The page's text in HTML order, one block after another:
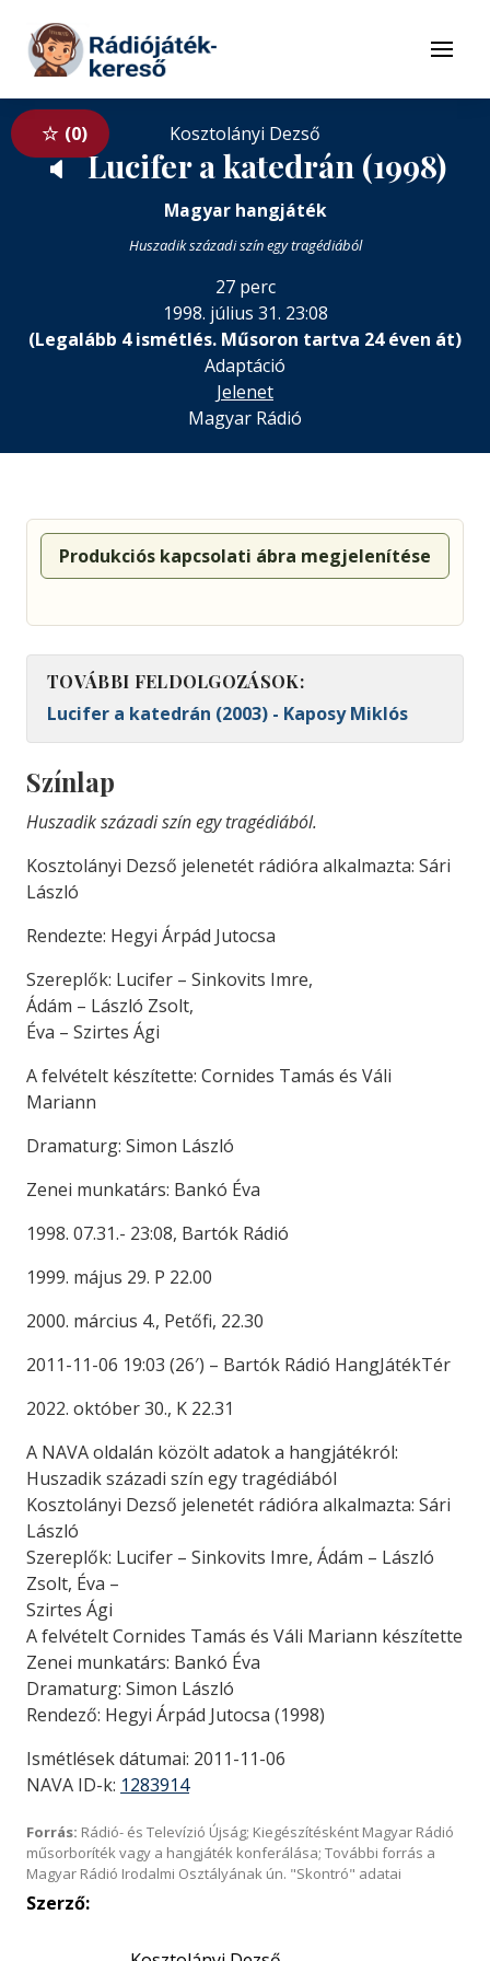
Tovább a tartalomhoz
Menü
0 Kosztolányi Dezső
🔈 Lucifer a katedrán (1998)
Magyar hangjáték
Huszadik századi szín egy tragédiából
27 perc
1998. július 31. 23:08
(Legalább 4 ismétlés. Műsoron tartva 24 éven át)
Adaptáció
Jelenet
Magyar Rádió
Produkciós kapcsolati ábra megjelenítése
TOVÁBBI FELDOLGOZÁSOK:
Lucifer a katedrán (2003) - Kaposy Miklós
Színlap
Huszadik századi szín egy tragédiából.
Kosztolányi Dezső jelenetét rádióra alkalmazta: Sári
László
Rendezte: Hegyi Árpád Jutocsa
Szereplők: Lucifer – Sinkovits Imre,
Ádám – László Zsolt,
Éva – Szirtes Ági
A felvételt készítette: Cornides Tamás és Váli
Mariann
Dramaturg: Simon László
Zenei munkatárs: Bankó Éva
1998. 07.31.- 23:08, Bartók Rádió
1999. május 29. P 22.00
2000. március 4., Petőfi, 22.30
2011-11-06 19:03 (26′) – Bartók Rádió HangJátékTér
2022. október 30., K 22.31
A NAVA oldalán közölt adatok a hangjátékról:
Huszadik századi szín egy tragédiából
Kosztolányi Dezső jelenetét rádióra alkalmazta: Sári
László
Szereplők: Lucifer – Sinkovits Imre, Ádám – László
Zsolt, Éva –
Szirtes Ági
A felvételt Cornides Tamás és Váli Mariann készítette
Zenei munkatárs: Bankó Éva
Dramaturg: Simon László
Rendező: Hegyi Árpád Jutocsa (1998)
Ismétlések dátumai: 2011-11-06
NAVA ID-k: 1283914
Forrás: Rádió- és Televízió Újság; Kiegészítésként Magyar Rádió
műsorboríték vagy a hangjáték konferálása; További forrás a
Magyar Rádió Irodalmi Osztályának ún. "Skontró" adatai
Szerző: